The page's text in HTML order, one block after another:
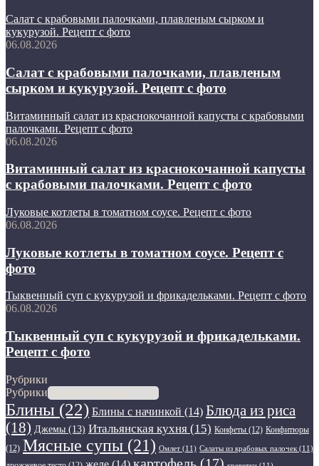
Салат с крабовыми палочками, плавленым сырком и
кукурузой. Рецепт с фото
06.08.2026
Салат с крабовыми палочками, плавленым
сырком и кукурузой. Рецепт с фото
Витаминный салат из краснокочанной капусты с крабовыми
палочками. Рецепт с фото
06.08.2026
Витаминный салат из краснокочанной капусты
с крабовыми палочками. Рецепт с фото
Луковые котлеты в томатном соусе. Рецепт с фото
06.08.2026
Луковые котлеты в томатном соусе. Рецепт с
фото
Тыквенный суп с кукурузой и фрикадельками. Рецепт с фото
06.08.2026
Тыквенный суп с кукурузой и фрикадельками.
Рецепт с фото
Рубрики
Рубрики
Блины (22) Блины с начинкой (14) Блюда из риса
(18) Джемы (13) Итальянская кухня (15) Конфеты (12) Конфитюры
(12) Мясные супы (21) Омлет (11) Салаты из крабовых палочек (11)